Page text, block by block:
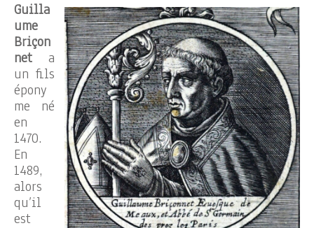
Guilla
ume
Briçon
neta
un fils
épony
me né
en
1470.
En
1489,
alors
qu’il
est